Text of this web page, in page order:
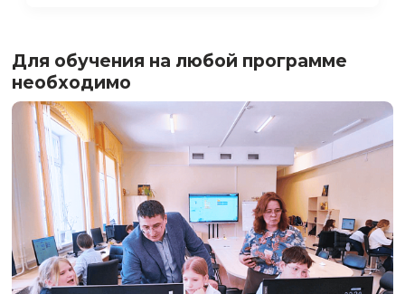
Менеджмент инженерного
развитие, продвижение,
Программа4посвящена управлению
кружком как образовательным продуктом —
анализа потребностей и проектирования
программы до продвижения, работы с
и обеспечения финансовой устойчивости.
В рамках программы рассматриваются:
основы менеджмента в инженерно-
технологическом дополнительном
образовании;